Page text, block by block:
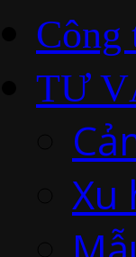
Công
TƯ
Xu